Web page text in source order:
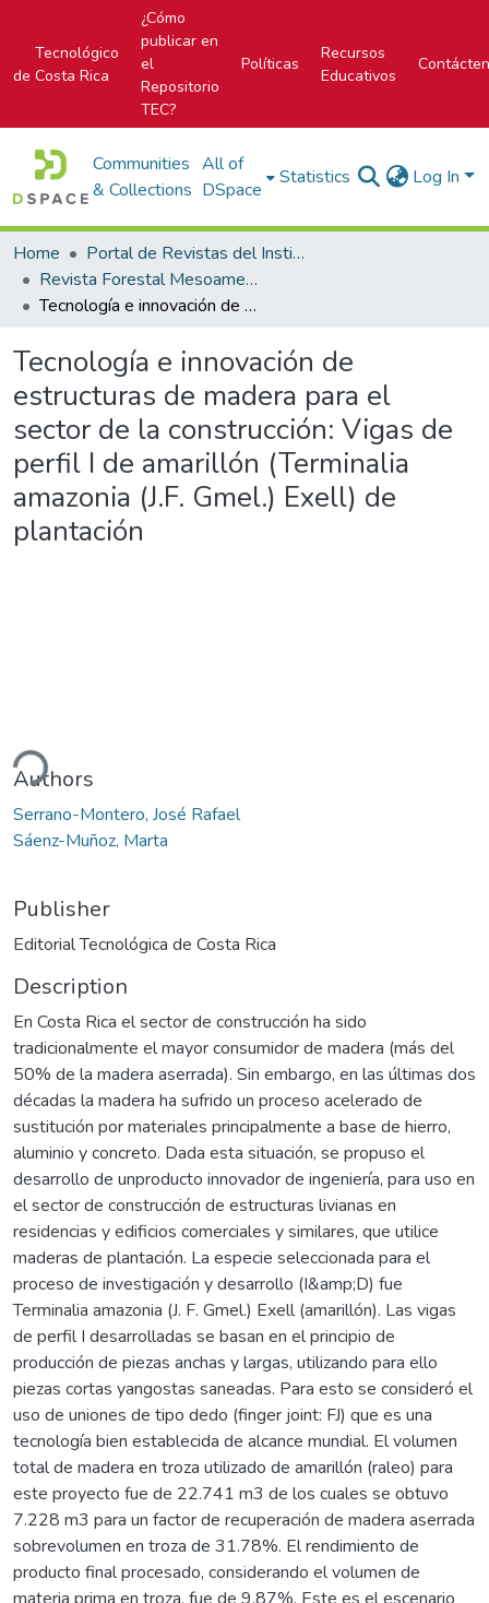
Tecnológico
de Costa Rica
¿Cómo
publicar en
el
Repositorio
TEC?
Políticas
Recursos
Educativos
Communities
& Collections
All of
DSpace
Statistics Log In
Home
Portal de Revistas del Instituto Tecnológico de Costa Rica
Revista Forestal Mesoamericana Kurú
Tecnología e innovación de estructuras de madera para el sector de la construcción: Vigas de perfil I de amarillón (Terminalia amazonia (J.F. Gmel.) Exell) de plantación
Tecnología e innovación de
estructuras de madera para el
sector de la construcción: Vigas de
perfil I de amarillón (Terminalia
amazonia (J.F. Gmel.) Exell) de
plantación
Authors
Serrano-Montero, José Rafael
Sáenz-Muñoz, Marta
Publisher
Editorial Tecnológica de Costa Rica
Description
En Costa Rica el sector de construcción ha sido
tradicionalmente el mayor consumidor de madera (más del
50% de la madera aserrada). Sin embargo, en las últimas dos
décadas la madera ha sufrido un proceso acelerado de
sustitución por materiales principalmente a base de hierro,
aluminio y concreto. Dada esta situación, se propuso el
desarrollo de unproducto innovador de ingeniería, para uso en
el sector de construcción de estructuras livianas en
residencias y edificios comerciales y similares, que utilice
maderas de plantación. La especie seleccionada para el
proceso de investigación y desarrollo (I&amp;D) fue
Terminalia amazonia (J. F. Gmel.) Exell (amarillón). Las vigas
de perfil I desarrolladas se basan en el principio de
producción de piezas anchas y largas, utilizando para ello
piezas cortas yangostas saneadas. Para esto se consideró el
uso de uniones de tipo dedo (finger joint: FJ) que es una
tecnología bien establecida de alcance mundial. El volumen
total de madera en troza utilizado de amarillón (raleo) para
este proyecto fue de 22.741 m3 de los cuales se obtuvo
7.228 m3 para un factor de recuperación de madera aserrada
sobrevolumen en troza de 31.78%. El rendimiento de
producto final procesado, considerando el volumen de